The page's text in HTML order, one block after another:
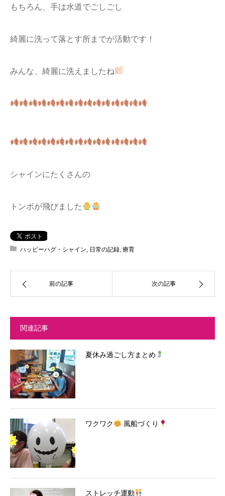
もちろん、手は水道でごしごし
綺麗に洗って落とす所までが活動です！
みんな、綺麗に洗えましたね
シャインにたくさんの
トンボが飛びました
ハッピーハグ・シャイン, 日常の記録, 療育
前の記事 次の記事
関連記事
夏休み過ごし方まとめ
ワクワク 風船づくり
ストレッチ運動